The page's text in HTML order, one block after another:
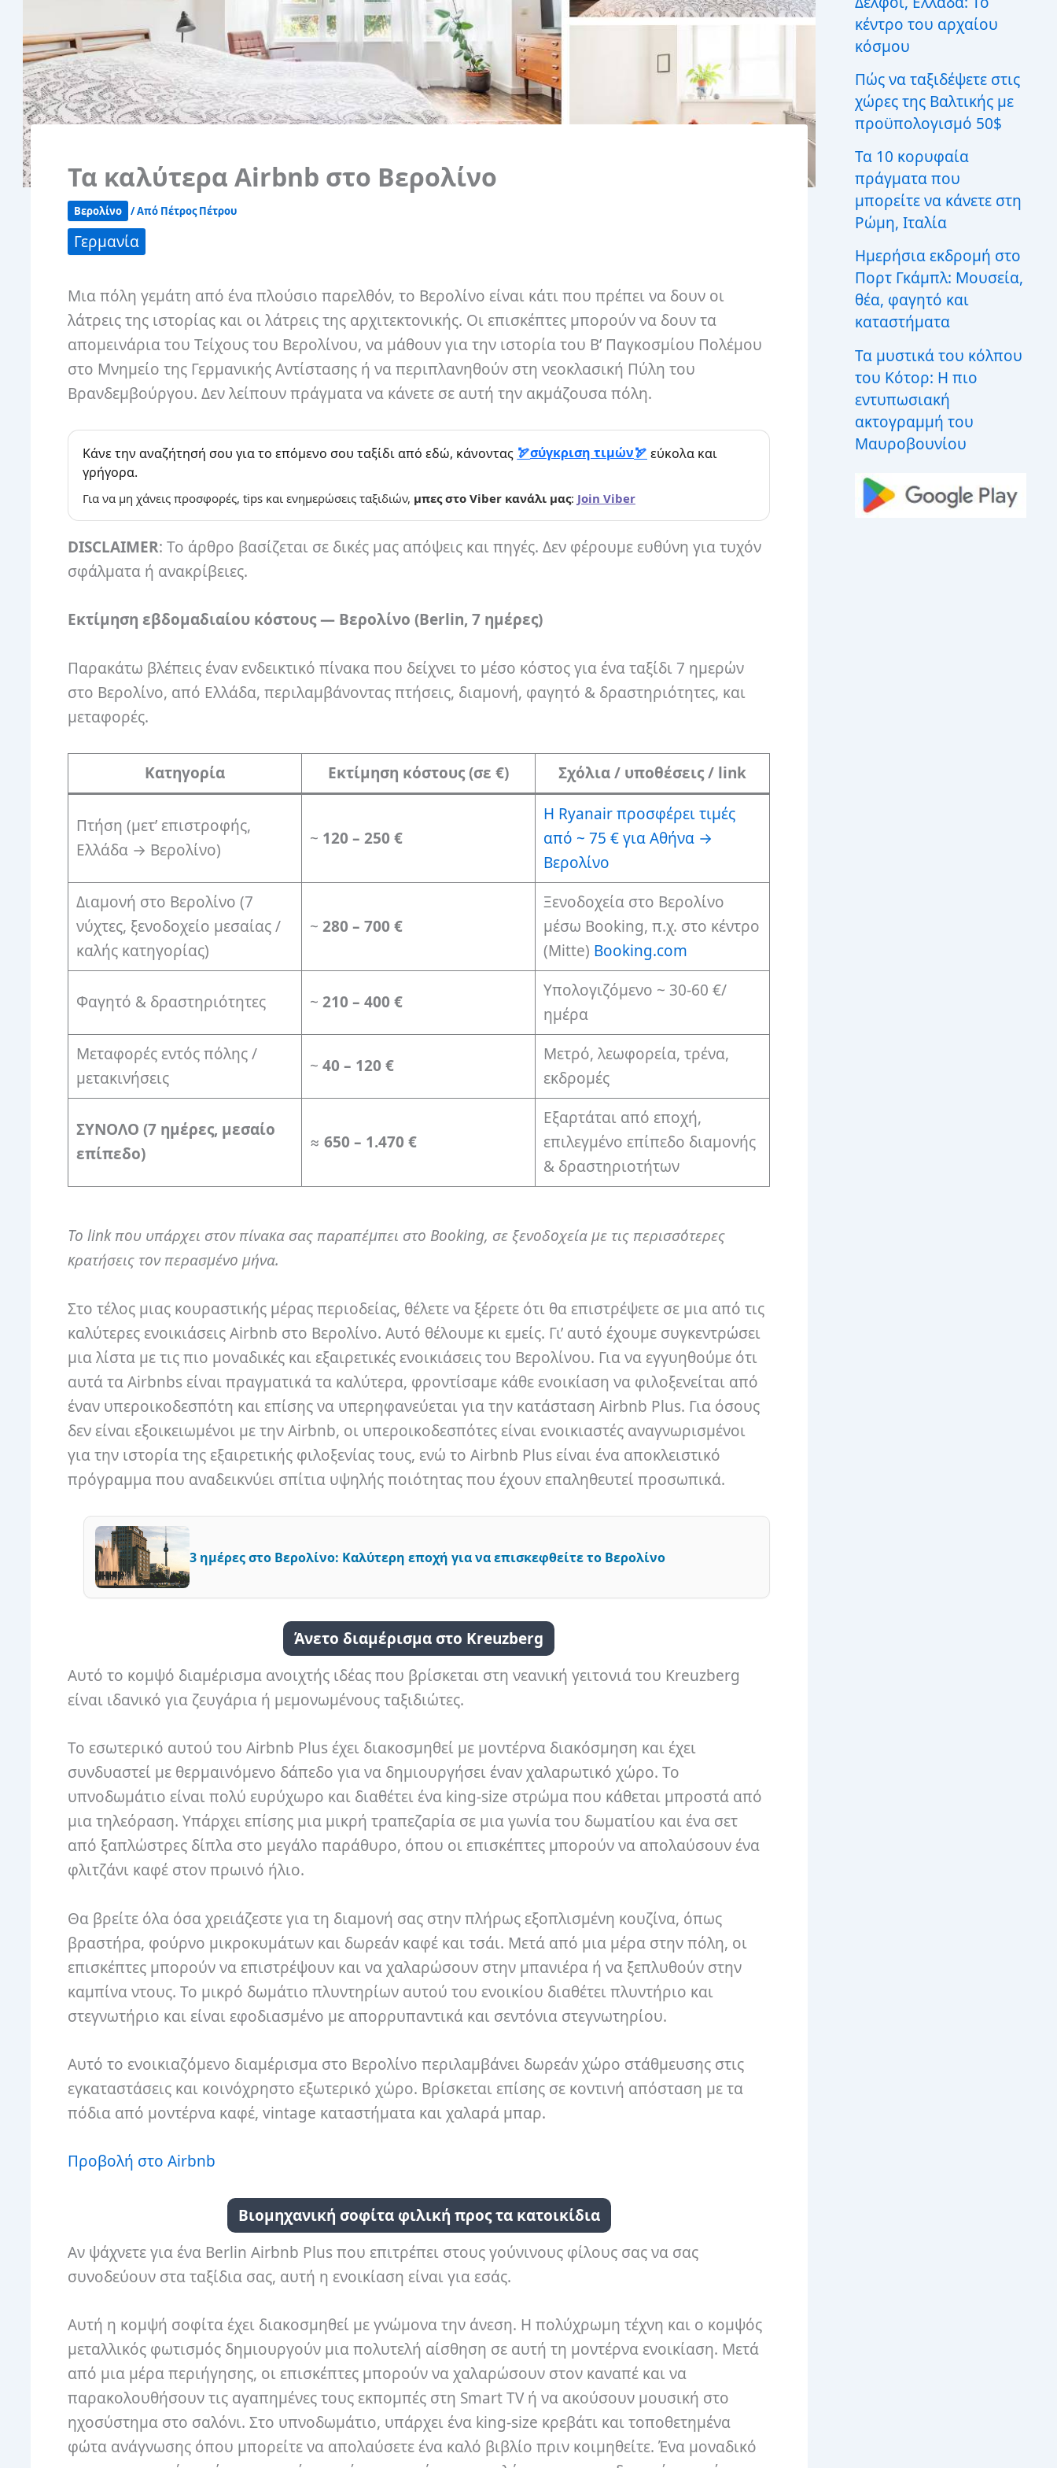
Τα καλύτερα Airbnb στο Βερολίνο
Βερολίνο / Από Πέτρος Πέτρου
Γερμανία
Μια πόλη γεμάτη από ένα πλούσιο παρελθόν, το Βερολίνο είναι κάτι που πρέπει να δουν οι
λάτρεις της ιστορίας και οι λάτρεις της αρχιτεκτονικής. Οι επισκέπτες μπορούν να δουν τα
απομεινάρια του Τείχους του Βερολίνου, να μάθουν για την ιστορία του Β’ Παγκοσμίου Πολέμου
στο Μνημείο της Γερμανικής Αντίστασης ή να περιπλανηθούν στη νεοκλασική Πύλη του
Βρανδεμβούργου. Δεν λείπουν πράγματα να κάνετε σε αυτή την ακμάζουσα πόλη.
Κάνε την αναζήτησή σου για το επόμενο σου ταξίδι από εδώ, κάνοντας σύγκριση τιμών
εύκολα και
γρήγορα.
Για να μη χάνεις προσφορές, tips και ενημερώσεις ταξιδιών, μπες στο Viber κανάλι μας: Join Viber
DISCLAIMER: Το άρθρο βασίζεται σε δικές μας απόψεις και πηγές. Δεν φέρουμε ευθύνη για τυχόν
σφάλματα ή ανακρίβειες.
Εκτίμηση εβδομαδιαίου κόστους — Βερολίνο (Berlin, 7 ημέρες)
Παρακάτω βλέπεις έναν ενδεικτικό πίνακα που δείχνει το μέσο κόστος για ένα ταξίδι 7 ημερών
στο Βερολίνο, από Ελλάδα, περιλαμβάνοντας πτήσεις, διαμονή, φαγητό & δραστηριότητες, και
μεταφορές.
Κατηγορία Εκτίμηση κόστους (σε €) Σχόλια / υποθέσεις / link
Πτήση (μετ’ επιστροφής,
Ελλάδα → Βερολίνο)
~ 120 – 250 €
Η Ryanair προσφέρει τιμές
από ~ 75 € για Αθήνα →
Βερολίνο
Διαμονή στο Βερολίνο (7
νύχτες, ξενοδοχείο μεσαίας /
καλής κατηγορίας)
~ 280 – 700 €
Ξενοδοχεία στο Βερολίνο
μέσω Booking, π.χ. στο κέντρο
(Mitte) Booking.com
Φαγητό & δραστηριότητες ~ 210 – 400 €
Υπολογιζόμενο ~ 30-60 €/
ημέρα
Μεταφορές εντός πόλης /
μετακινήσεις
~ 40 – 120 €
Μετρό, λεωφορεία, τρένα,
εκδρομές
ΣΥΝΟΛΟ (7 ημέρες, μεσαίο
επίπεδο)
≈ 650 – 1.470 €
Εξαρτάται από εποχή,
επιλεγμένο επίπεδο διαμονής
& δραστηριοτήτων
Το link που υπάρχει στον πίνακα σας παραπέμπει στο Booking, σε ξενοδοχεία με τις περισσότερες
κρατήσεις τον περασμένο μήνα.
Στο τέλος μιας κουραστικής μέρας περιοδείας, θέλετε να ξέρετε ότι θα επιστρέψετε σε μια από τις
καλύτερες ενοικιάσεις Airbnb στο Βερολίνο. Αυτό θέλουμε κι εμείς. Γι’ αυτό έχουμε συγκεντρώσει
μια λίστα με τις πιο μοναδικές και εξαιρετικές ενοικιάσεις του Βερολίνου. Για να εγγυηθούμε ότι
αυτά τα Airbnbs είναι πραγματικά τα καλύτερα, φροντίσαμε κάθε ενοικίαση να φιλοξενείται από
έναν υπεροικοδεσπότη και επίσης να υπερηφανεύεται για την κατάσταση Airbnb Plus. Για όσους
δεν είναι εξοικειωμένοι με την Airbnb, οι υπεροικοδεσπότες είναι ενοικιαστές αναγνωρισμένοι
για την ιστορία της εξαιρετικής φιλοξενίας τους, ενώ το Airbnb Plus είναι ένα αποκλειστικό
πρόγραμμα που αναδεικνύει σπίτια υψηλής ποιότητας που έχουν επαληθευτεί προσωπικά.
3 ημέρες στο Βερολίνο: Καλύτερη εποχή για να επισκεφθείτε το Βερολίνο
Άνετο διαμέρισμα στο Kreuzberg
Αυτό το κομψό διαμέρισμα ανοιχτής ιδέας που βρίσκεται στη νεανική γειτονιά του Kreuzberg
είναι ιδανικό για ζευγάρια ή μεμονωμένους ταξιδιώτες.
Το εσωτερικό αυτού του Airbnb Plus έχει διακοσμηθεί με μοντέρνα διακόσμηση και έχει
συνδυαστεί με θερμαινόμενο δάπεδο για να δημιουργήσει έναν χαλαρωτικό χώρο. Το
υπνοδωμάτιο είναι πολύ ευρύχωρο και διαθέτει ένα king-size στρώμα που κάθεται μπροστά από
μια τηλεόραση. Υπάρχει επίσης μια μικρή τραπεζαρία σε μια γωνία του δωματίου και ένα σετ
από ξαπλώστρες δίπλα στο μεγάλο παράθυρο, όπου οι επισκέπτες μπορούν να απολαύσουν ένα
φλιτζάνι καφέ στον πρωινό ήλιο.
Θα βρείτε όλα όσα χρειάζεστε για τη διαμονή σας στην πλήρως εξοπλισμένη κουζίνα, όπως
βραστήρα, φούρνο μικροκυμάτων και δωρεάν καφέ και τσάι. Μετά από μια μέρα στην πόλη, οι
επισκέπτες μπορούν να επιστρέψουν και να χαλαρώσουν στην μπανιέρα ή να ξεπλυθούν στην
καμπίνα ντους. Το μικρό δωμάτιο πλυντηρίων αυτού του ενοικίου διαθέτει πλυντήριο και
στεγνωτήριο και είναι εφοδιασμένο με απορρυπαντικά και σεντόνια στεγνωτηρίου.
Αυτό το ενοικιαζόμενο διαμέρισμα στο Βερολίνο περιλαμβάνει δωρεάν χώρο στάθμευσης στις
εγκαταστάσεις και κοινόχρηστο εξωτερικό χώρο. Βρίσκεται επίσης σε κοντινή απόσταση με τα
πόδια από μοντέρνα καφέ, vintage καταστήματα και χαλαρά μπαρ.
Προβολή στο Airbnb
Βιομηχανική σοφίτα φιλική προς τα κατοικίδια
Αν ψάχνετε για ένα Berlin Airbnb Plus που επιτρέπει στους γούνινους φίλους σας να σας
συνοδεύουν στα ταξίδια σας, αυτή η ενοικίαση είναι για εσάς.
Αυτή η κομψή σοφίτα έχει διακοσμηθεί με γνώμονα την άνεση. Η πολύχρωμη τέχνη και ο κομψός
μεταλλικός φωτισμός δημιουργούν μια πολυτελή αίσθηση σε αυτή τη μοντέρνα ενοικίαση. Μετά
από μια μέρα περιήγησης, οι επισκέπτες μπορούν να χαλαρώσουν στον καναπέ και να
παρακολουθήσουν τις αγαπημένες τους εκπομπές στη Smart TV ή να ακούσουν μουσική στο
ηχοσύστημα στο σαλόνι. Στο υπνοδωμάτιο, υπάρχει ένα king-size κρεβάτι και τοποθετημένα
φώτα ανάγνωσης όπου μπορείτε να απολαύσετε ένα καλό βιβλίο πριν κοιμηθείτε. Ένα μοναδικό
ι
α
κέντρο του αρχαίου
κόσμου
Πώς να ταξιδέψετε στις
χώρες της Βαλτικής με
προϋπολογισμό 50$
Τα 10 κορυφαία
πράγματα που
μπορείτε να κάνετε στη
Ρώμη, Ιταλία
Ημερήσια εκδρομή στο
Πορτ Γκάμπλ: Μουσεία,
θέα, φαγητό και
καταστήματα
Τα μυστικά του κόλπου
του Κότορ: Η πιο
εντυπωσιακή
ακτογραμμή του
Μαυροβουνίου